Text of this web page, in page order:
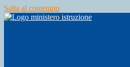
Salta al contenuto